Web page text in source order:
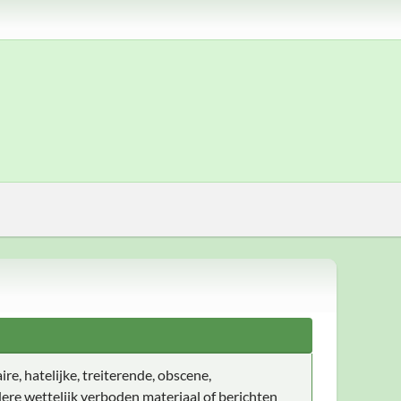
hatelijke, treiterende, obscene,
wettelijk verboden materiaal of berichten